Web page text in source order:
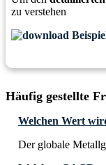
zu verstehen
Häufig gestellte
Welchen Wert
Der globale